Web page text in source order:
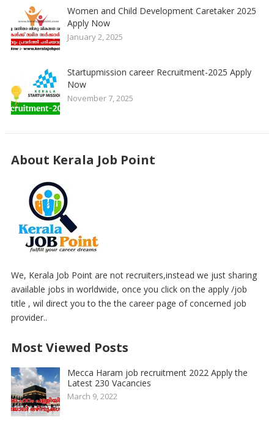
Women and Child Development Caretaker 2025
Apply Now
January 2, 2025
Startupmission career Recruitment-2025 Apply
Now
November 7, 2025
About Kerala Job Point
We, Kerala Job Point are not recruiters,instead we just sharing
available jobs in worldwide, once you click on the apply /job
title , wil direct you to the the career page of concerned job
provider..
Most Viewed Posts
Mecca Haram job recruitment 2022 Apply the
Latest 230 Vacancies
March 9, 2022